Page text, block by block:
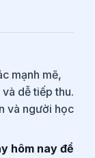
mạnh mẽ,
dễ tiếp thu.
và người học
hôm nay để